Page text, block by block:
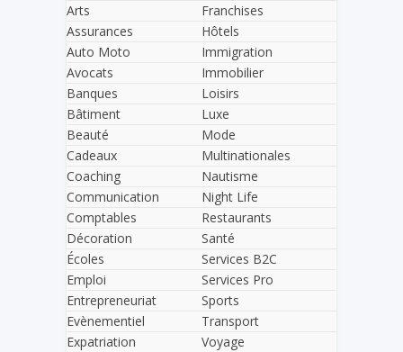
Arts
Assurances
Auto Moto
Avocats
Banques
Bâtiment
Beauté
Cadeaux
Coaching
Communication
Comptables
Décoration
Écoles
Emploi
Entrepreneuriat
Evènementiel
Expatriation
Franchises
Hôtels
Immigration
Immobilier
Loisirs
Luxe
Mode
Multinationales
Nautisme
Night Life
Restaurants
Santé
Services B2C
Services Pro
Sports
Transport
Voyage